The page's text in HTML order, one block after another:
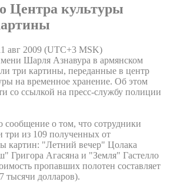
Центра культуры
авг 2009 (UTC+3 MSK)
Шарля Азнавура в армянском
три картины, переданные в центр
на временное хранение. Об этом
со ссылкой на пресс-службу полиции
о том, что сотрудники
три из 109 полученных от
картин: "Летний вечер" Цолака
Григора Агасяна и "Земля" Гастелло
пропавших полотен составляет
тысячи долларов).